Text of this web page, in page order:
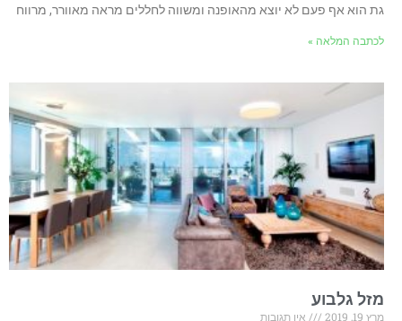
גת הוא אף פעם לא יוצא מהאופנה ומשווה לחללים מראה מאוורר, מרווח
לכתבה המלאה »
מזל גלבוע
מרץ 19, 2019
אין תגובות